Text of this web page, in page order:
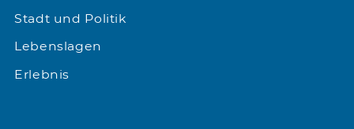
Stadt und Politik
Lebenslagen
Erlebnis